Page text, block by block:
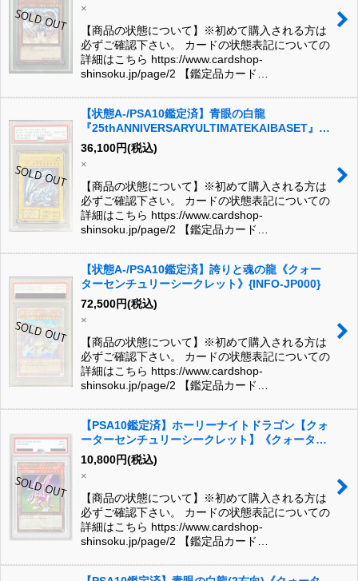
×
【商品の状態について】※初めて購入される方は
必ずご確認下さい。 カードの状態表記についての
詳細はこちら https://www.cardshop-
shinsoku.jp/page/2 【鑑定品カード…
【状態A-/PSA10鑑定済】青眼の白龍
『25thANNIVERSARYULTIMATEKAIBASET』
《シークレット》
{25thANNIVERSARYULTIMATEKAIBASET}
36,100円(税込)
×
【商品の状態について】※初めて購入される方は
必ずご確認下さい。 カードの状態表記についての
詳細はこちら https://www.cardshop-
shinsoku.jp/page/2 【鑑定品カード…
【状態A-/PSA10鑑定済】誇りと魂の龍《クォー
ターセンチュリーシークレット》{INFO-JP000}
72,500円(税込)
×
【商品の状態について】※初めて購入される方は
必ずご確認下さい。 カードの状態表記についての
詳細はこちら https://www.cardshop-
shinsoku.jp/page/2 【鑑定品カード…
【PSA10鑑定済】ホーリーナイトドラゴン【クォ
ーターセンチュリーシークレット】《クォーター
センチュリーシークレット》{EDC1-JP002}
10,800円(税込)
×
【商品の状態について】※初めて購入される方は
必ずご確認下さい。 カードの状態表記についての
詳細はこちら https://www.cardshop-
shinsoku.jp/page/2 【鑑定品カード…